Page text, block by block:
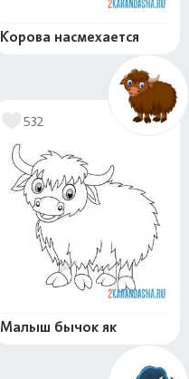
Корова насмехается
532
Малыш бычок як